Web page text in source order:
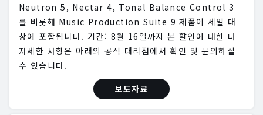
Neutron 5, Nectar 4, Tonal Balance Control 3
를 비롯해 Music Production Suite 9 제품이 세일 대
상에 포함됩니다. 기간: 8월 16일까지 본 할인에 대한 더
자세한 사항은 아래의 공식 대리점에서 확인 및 문의하실
수 있습니다.
보도자료